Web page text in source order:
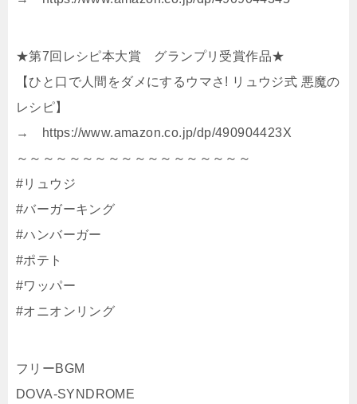
★第7回レシピ本大賞 グランプリ受賞作品★
【ひと口で人間をダメにするウマさ! リュウジ式 悪魔の
レシピ】
→ https://www.amazon.co.jp/dp/490904423X
～～～～～～～～～～～～～～～～～～
#リュウジ
#バーガーキング
#ハンバーガー
#ポテト
#ワッパー
#オニオンリング
フリーBGM
DOVA-SYNDROME